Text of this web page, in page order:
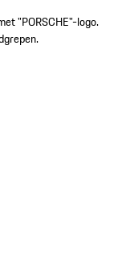
"PORSCHE"-logo.